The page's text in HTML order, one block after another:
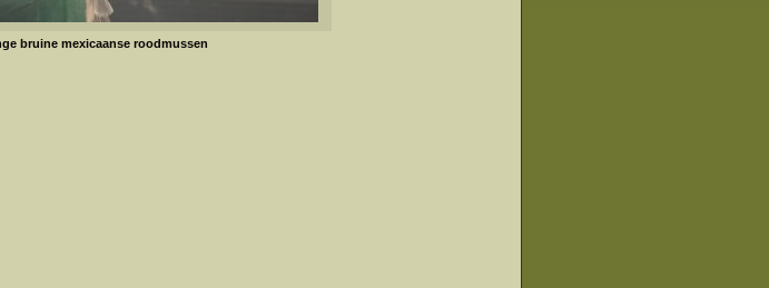
bruine mexicaanse roodmussen